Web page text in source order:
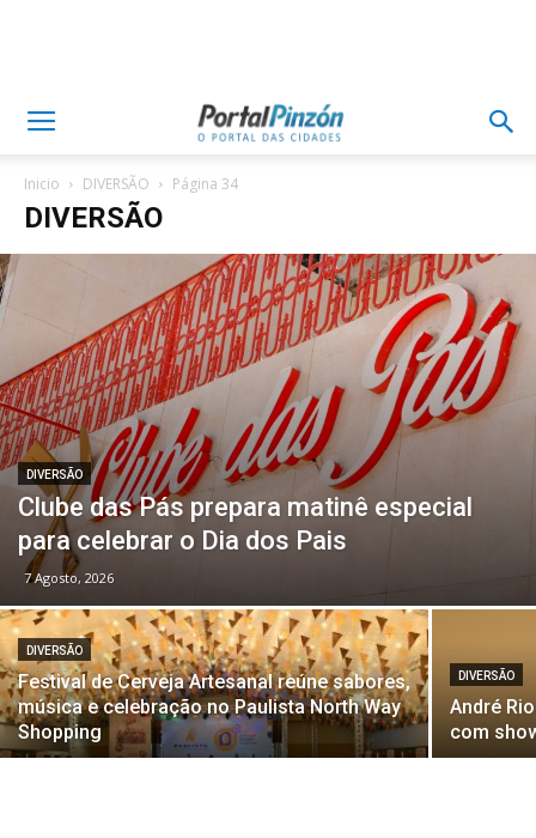
Inicio DIVERSÃO Página 34
DIVERSÃO
DIVERSÃO
Clube das Pás prepara matinê especial
para celebrar o Dia dos Pais
7 Agosto, 2026
DIVERSÃO
Festival de Cerveja Artesanal reúne sabores,
música e celebração no Paulista North Way
Shopping
DIVERSÃO
André
com